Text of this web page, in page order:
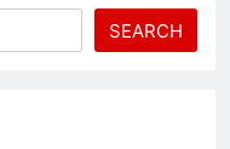
SEARCH